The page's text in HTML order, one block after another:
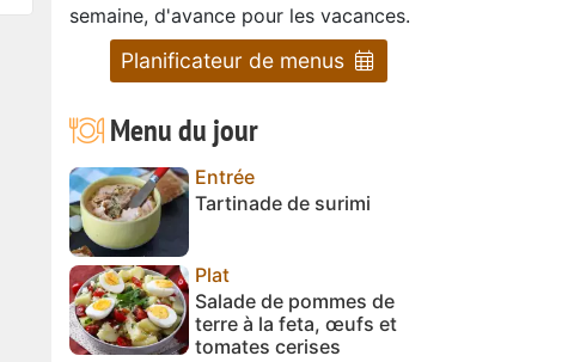
semaine, d'avance pour les vacances.
Planificateur de menus
Menu du jour
Entrée
Tartinade de surimi
Plat
Salade de pommes de
terre à la feta, œufs et
tomates cerises